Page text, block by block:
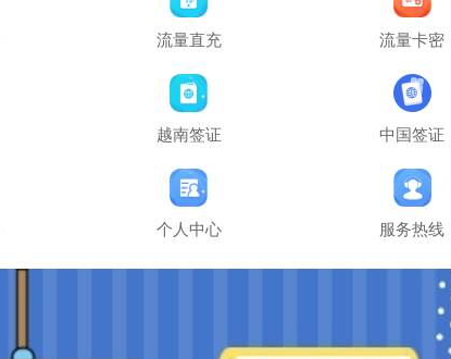
流量直充 流量卡密
越南签证 中国签证
个人中心 服务热线